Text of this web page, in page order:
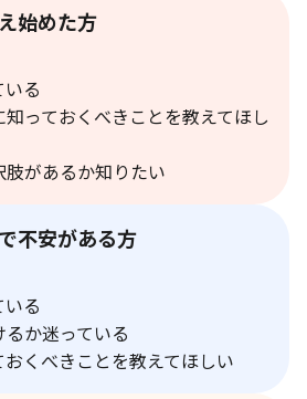
始めた方
いる
知っておくべきことを教えてほし
肢があるか知りたい
不安がある方
いる
るか迷っている
おくべきことを教えてほしい